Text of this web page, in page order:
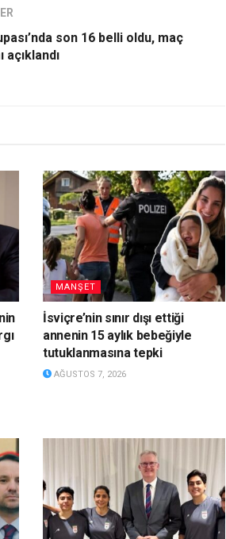
son 16 belli oldu, maç
açıklandı
MANŞET
İsviçre’nin sınır dışı ettiği
annenin 15 aylık bebeğiyle
tutuklanmasına tepki
AĞUSTOS 7, 2026